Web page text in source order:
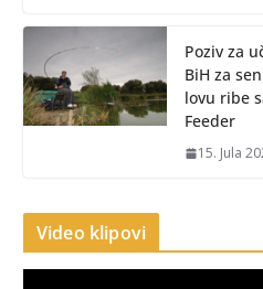
Poziv za
BiH za
lovu ribe
Feeder
15. Jula
Video klipovi